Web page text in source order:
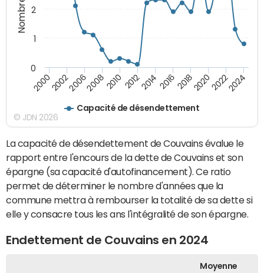
Capacité de désendettement
20002002200620082010 2012201420162018202020222024
0
1
2
© JDN 2026
La capacité de désendettement de Couvains évalue le
rapport entre l'encours de la dette de Couvains et son
épargne (sa capacité d'autofinancement). Ce ratio
permet de déterminer le nombre d'années que la
commune mettra à rembourser la totalité de sa dette si
elle y consacre tous les ans l'intégralité de son épargne.
Endettement de Couvains en 2024
Moyenne